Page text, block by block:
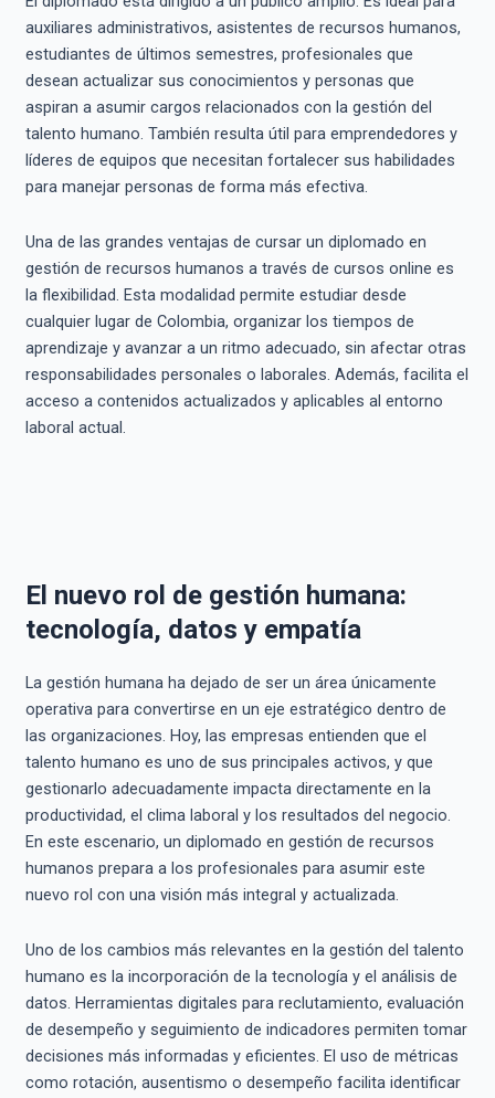
auxiliares administrativos, asistentes de recursos humanos,
estudiantes de últimos semestres, profesionales que
desean actualizar sus conocimientos y personas que
aspiran a asumir cargos relacionados con la gestión del
talento humano. También resulta útil para emprendedores y
líderes de equipos que necesitan fortalecer sus habilidades
para manejar personas de forma más efectiva.
Una de las grandes ventajas de cursar un diplomado en
gestión de recursos humanos a través de cursos online es
la flexibilidad. Esta modalidad permite estudiar desde
cualquier lugar de Colombia, organizar los tiempos de
aprendizaje y avanzar a un ritmo adecuado, sin afectar otras
responsabilidades personales o laborales. Además, facilita el
acceso a contenidos actualizados y aplicables al entorno
laboral actual.
El nuevo rol de gestión humana:
tecnología, datos y empatía
La gestión humana ha dejado de ser un área únicamente
operativa para convertirse en un eje estratégico dentro de
las organizaciones. Hoy, las empresas entienden que el
talento humano es uno de sus principales activos, y que
gestionarlo adecuadamente impacta directamente en la
productividad, el clima laboral y los resultados del negocio.
En este escenario, un diplomado en gestión de recursos
humanos prepara a los profesionales para asumir este
nuevo rol con una visión más integral y actualizada.
Uno de los cambios más relevantes en la gestión del talento
humano es la incorporación de la tecnología y el análisis de
datos. Herramientas digitales para reclutamiento, evaluación
de desempeño y seguimiento de indicadores permiten tomar
decisiones más informadas y eficientes. El uso de métricas
como rotación, ausentismo o desempeño facilita identificar